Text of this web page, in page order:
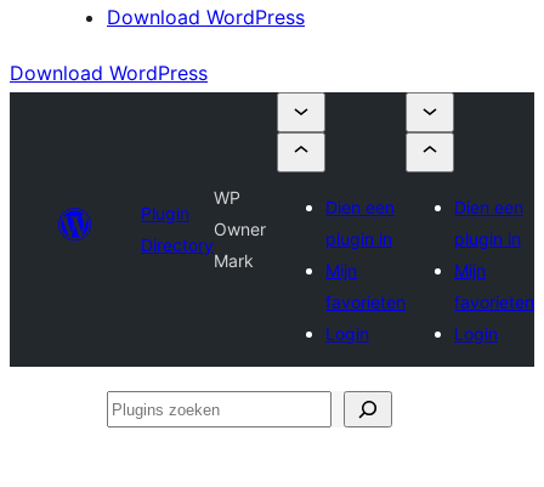
Download WordPress
Download WordPress
Plugin
Directory
WP
Owner
Mark
Dien een
plugin in
Mijn
favorieten
Login
Dien een
plugin in
Mijn
favorieten
Login
Plugins